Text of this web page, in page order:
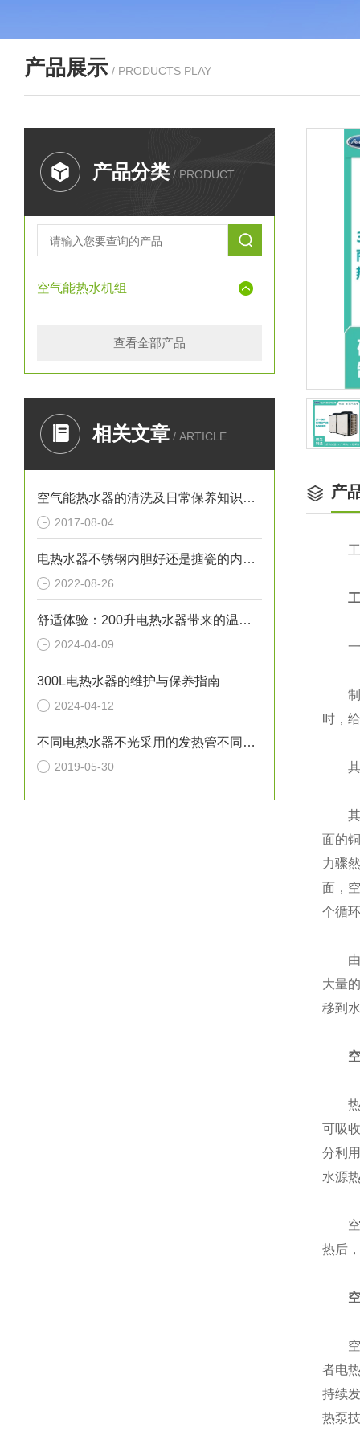
产品展示 / PRODUCTS PLAY
产品分类 / PRODUCT
空气能热水机组
查看全部产品
相关文章 / ARTICLE
空气能热水器的清洗及日常保养知识介绍
2017-08-04
电热水器不锈钢内胆好还是搪瓷的内胆好？
2022-08-26
舒适体验：200升电热水器带来的温馨沐浴时光
2024-04-09
300L电热水器的维护与保养指南
2024-04-12
不同电热水器不光采用的发热管不同，其绝缘材料也有所不同
2019-05-30
产
工厂
一台
制造
时，
其内
其工
面的
力骤
面，
个循
由以
大量
移到
热泵
可吸
分利
水源
空气
热后
空气
者电
持续
热泵